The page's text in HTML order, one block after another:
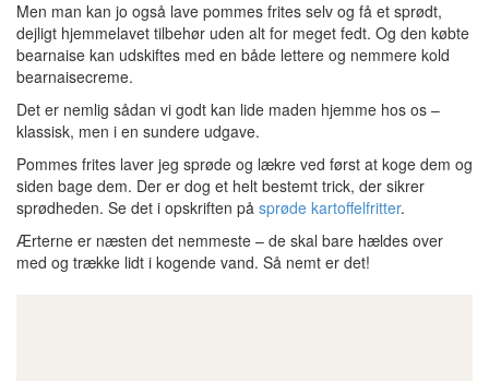
Men man kan jo også lave pommes frites selv og få et sprødt,
dejligt hjemmelavet tilbehør uden alt for meget fedt. Og den købte
bearnaise kan udskiftes med en både lettere og nemmere kold
bearnaisecreme.
Det er nemlig sådan vi godt kan lide maden hjemme hos os –
klassisk, men i en sundere udgave.
Pommes frites laver jeg sprøde og lækre ved først at koge dem og
siden bage dem. Der er dog et helt bestemt trick, der sikrer
sprødheden. Se det i opskriften på sprøde kartoffelfritter.
Ærterne er næsten det nemmeste – de skal bare hældes over
med og trække lidt i kogende vand. Så nemt er det!